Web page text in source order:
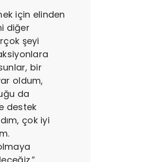
için elinden
diğer
şeyi
bir
oldum,
da
destek
çok iyi